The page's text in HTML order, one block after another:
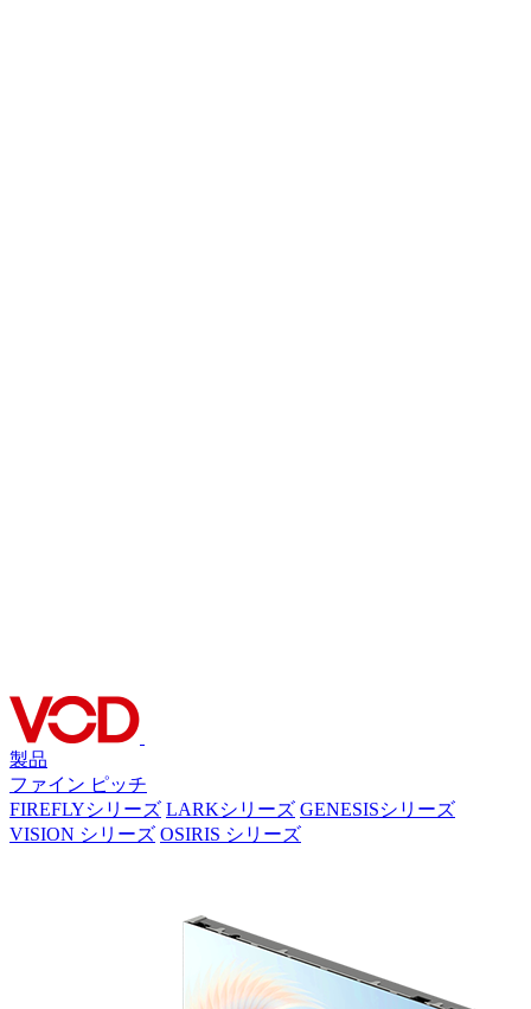
製品
ファイン ピッチ
FIREFLYシリーズ LARKシリーズ GENESISシリーズ
VISION シリーズ OSIRIS シリーズ